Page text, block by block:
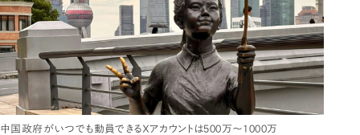
中国政府がいつでも動員できるＸアカウントは500万～1000万